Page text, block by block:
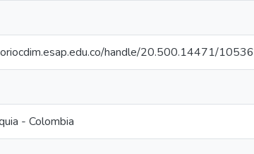
handle/20.500.14471/10536
- Colombia